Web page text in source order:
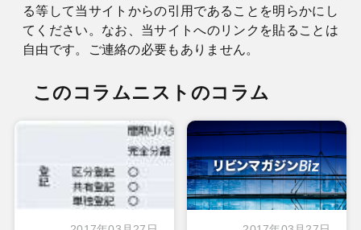
る等して当サイトからの引用であることを明らかにし
てください。なお、当サイトへのリンクを貼ることは
自由です。ご連絡の必要もありません。
このコラムニストのコラム